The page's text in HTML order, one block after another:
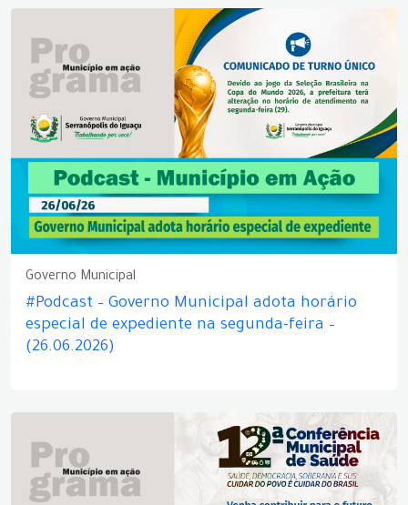
Governo Municipal
#Podcast – Governo Municipal adota horário
especial de expediente na segunda-feira –
(26.06.2026)